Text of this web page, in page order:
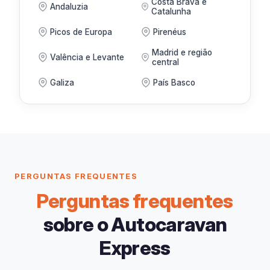
Andaluzia
Catalunha
Picos de Europa Pirenéus
Valência e Levante
Madrid e região
central
Galiza País Basco
PERGUNTAS FREQUENTES
Perguntas frequentes
sobre o Autocaravan
Express